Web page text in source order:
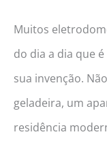
Muitos
do dia a dia que
sua invenção.
geladeira, um
residência